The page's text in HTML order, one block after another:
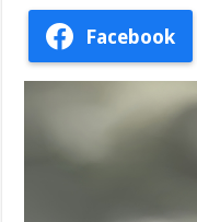
Facebook